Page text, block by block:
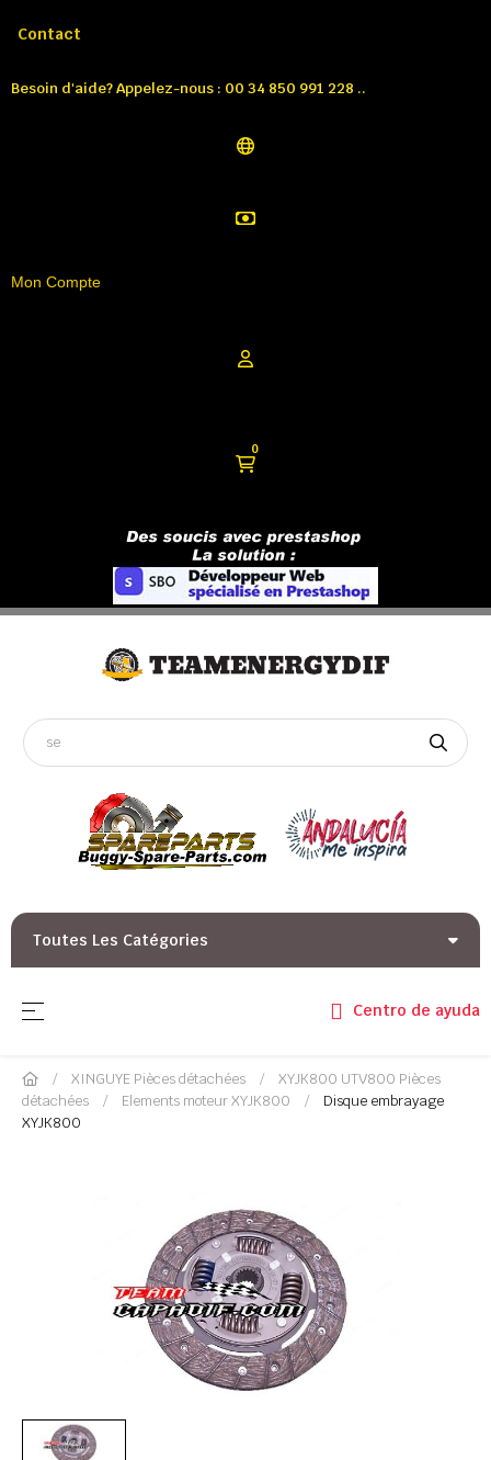
Contact
Besoin d'aide? Appelez-nous : 00 34 850 991 228 ..
Mon Compte
0
Toutes Les Catégories
Basculer la navigation
☰ Centro de ayuda
XINGUYE Pièces détachées
XYJK800 UTV800 Pièces
détachées
Elements moteur XYJK800
Disque embrayage
XYJK800